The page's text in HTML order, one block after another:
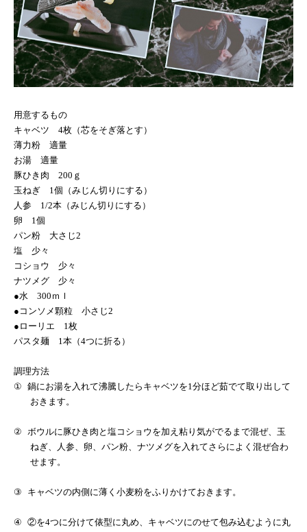
用意するもの
キャベツ 4枚（芯をそぎ落とす）
薄力粉 適量
お湯 適量
豚ひき肉 200 ｇ
玉ねぎ 1個（みじん切りにする）
人参 1/2本（みじん切りにする）
卵 1個
パン粉 大さじ2
塩 少々
コショウ 少々
ナツメグ 少々
●水 300 ｍｌ
●コンソメ顆粒 小さじ2
●ローリエ 1枚
パスタ麺 1本（4つに折る）
調理方法
① 鍋にお湯を入れて沸騰したらキャベツを1分ほど茹でて取り出して
おきます。
② ボウルに豚ひき肉と塩コショウを加え粘り気がでるまで混ぜ、玉
ねぎ、人参、卵、パン粉、ナツメグを入れてさらによく混ぜ合わ
せます。
③ キャベツの内側に薄く小麦粉をふりかけておきます。
④ ②を4つに分けて俵型に丸め、キャベツにのせて包み込むように丸